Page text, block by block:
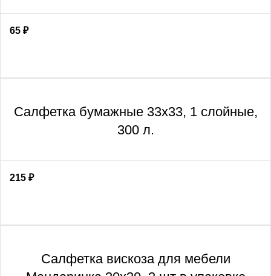
65 ₽
Салфетка бумажные 33х33, 1 слойные,
300 л.
215 ₽
Салфетка вискоза для мебели